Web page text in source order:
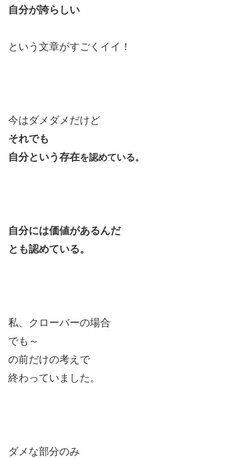
自分が誇らしい
という文章がすごくイイ！
今はダメダメだけど
それでも
自分という存在を認めている。
自分には価値があるんだ
とも認めている。
私、クローバーの場合
でも～
の前だけの考えで
終わっていました。
ダメな部分のみ